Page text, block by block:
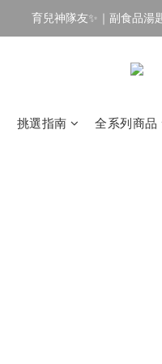
🔥 新會員專屬｜首購
育兒神隊友✨｜副食品湯
挑選指南 全系列商品